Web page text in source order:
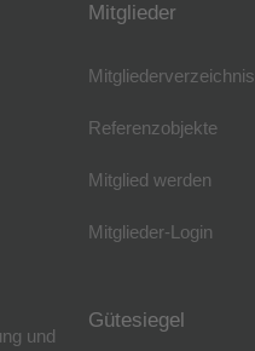
und
Mitglieder
Mitgliederverzeichnis
Referenzobjekte
Mitglied werden
Mitglieder-Login
Gütesiegel